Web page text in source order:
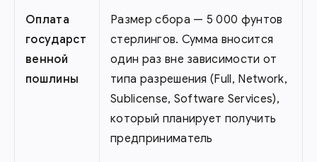
Оплата
государст
венной
пошлины
Размер сбора — 5 000 фунтов
стерлингов. Сумма вносится
один раз вне зависимости от
типа разрешения (Full, Network,
Sublicense, Software Services),
который планирует получить
предприниматель